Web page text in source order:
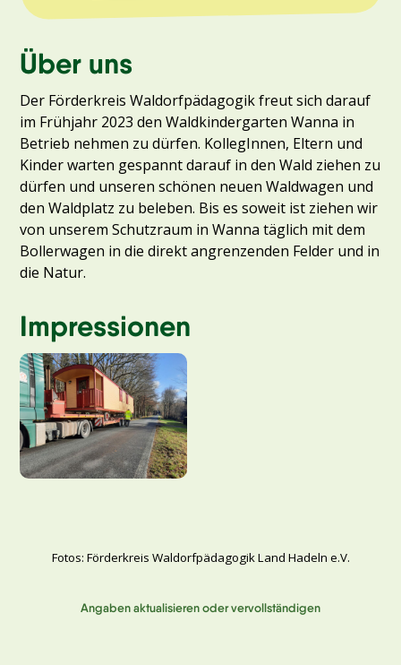
Über uns
Der Förderkreis Waldorfpädagogik freut sich darauf
im Frühjahr 2023 den Waldkindergarten Wanna in
Betrieb nehmen zu dürfen. KollegInnen, Eltern und
Kinder warten gespannt darauf in den Wald ziehen zu
dürfen und unseren schönen neuen Waldwagen und
den Waldplatz zu beleben. Bis es soweit ist ziehen wir
von unserem Schutzraum in Wanna täglich mit dem
Bollerwagen in die direkt angrenzenden Felder und in
die Natur.
Impressionen
Fotos: Förderkreis Waldorfpädagogik Land Hadeln e.V.
Angaben aktualisieren oder vervollständigen